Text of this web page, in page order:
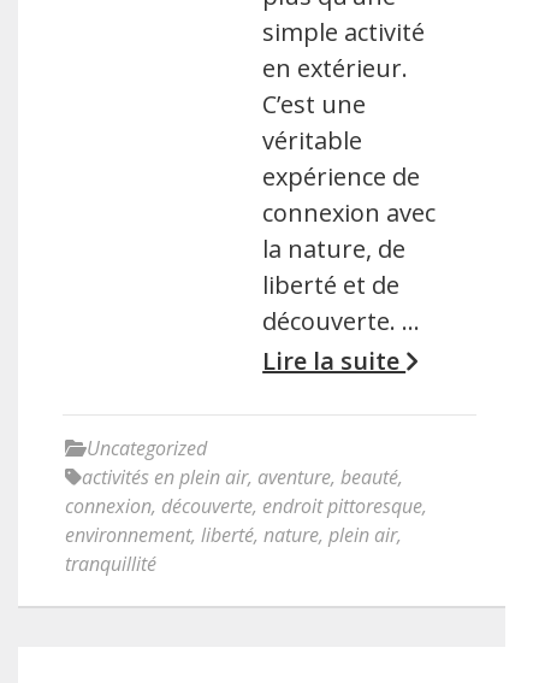
simple activité
en extérieur.
C’est une
véritable
expérience de
connexion avec
la nature, de
liberté et de
découverte. …
Lire la suite
Uncategorized
activités en plein air, aventure, beauté,
connexion, découverte, endroit pittoresque,
environnement, liberté, nature, plein air,
tranquillité